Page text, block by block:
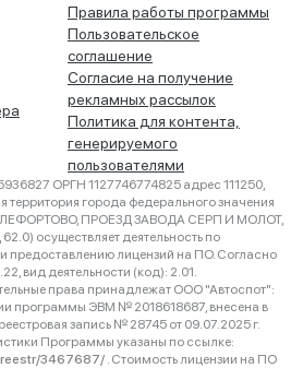
Правила работы программы
Пользовательское
соглашение
Согласие на получение
рекламных рассылок
Политика для контента,
генерируемого
пользователями
ОРГН 1127746774825 адрес 111250,
города федерального значения
ПРОЕЗД ЗАВОДА СЕРП И МОЛОТ,
осуществляет деятельность по
предоставлению лицензий на ПО. Согласно
вид деятельности (код): 2.01.
права принадлежат ООО "Автоспот":
программы ЭВМ № 2018618687, внесена в
запись № 28745 от 09.07.2025 г.
Программы указаны по ссылке:
3467687/ . Стоимость лицензии на ПО